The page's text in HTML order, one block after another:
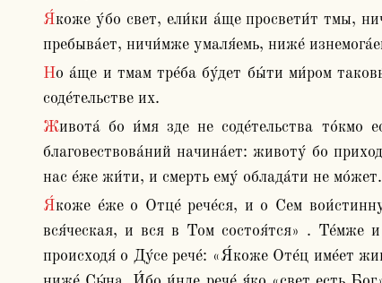
Я́коже у́бо свет, ели́ки а́ще просвети́т тмы, ничи́м же во всю умаля́ется све́тлость; си́це и Бог, и пре́жде соде́лати, и по е́же сотвори́ти - та́коже неоску́ден
пребыва́ет, ничи́мже умаля́емь, ниже́
Но а́ще и тмам тре́ба бу́дет бы́ти ми́ром таковы́м, а́ще и безчи́сленым, Той пребыва́ет все довле́я, не ко е́же привести́ их то́кмо, но и ко е́же содержа́ти по
соде́тельстве их.
Живота́ бо и́мя зде не соде́тельства то́кмо есть, но и промышле́ния е́же по пребыва́нию. И е́же о воскресе́нии сло́во предлага́ет нам, и чу́дных сих
благовествова́ний начина́ет: животу́ бо
нас е́же жи́ти, и смерть ему́ облада́ти не мо́жет.
Я́коже е́же о Отце́ рече́ся, и о Сем вои́стинну рече́тся: «Я́ко о Нем живе́м и дви́жимся есмы́» . Е́же и Па́вел явля́я, глаго́лаше: «Я́ко в Том созда́шася
вся́ческая, и вся в Том состоя́тся» .
происходя́ о Ду́се рече́: «Я́коже Оте́ц име́ет